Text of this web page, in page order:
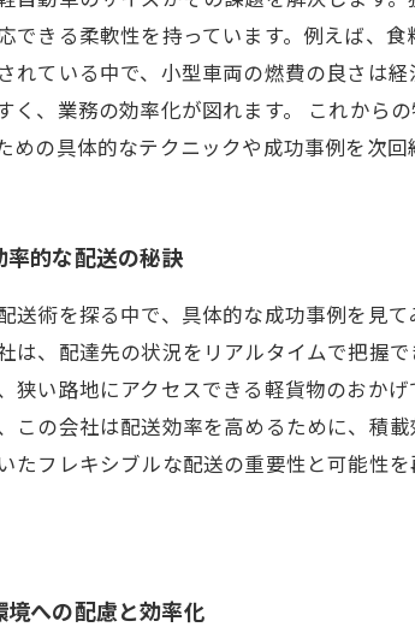
できる柔軟性を持っています。例えば、
れている中で、小型車両の燃費の良さは
く、業務の効率化が図れます。 これから
めの具体的なテクニックや成功事例を次回
的な配送の秘訣
送術を探る中で、具体的な成功事例を見
は、配達先の状況をリアルタイムで把握
狭い路地にアクセスできる軽貨物のおか
この会社は配送効率を高めるために、積
たフレキシブルな配送の重要性と可能性
への配慮と効率化